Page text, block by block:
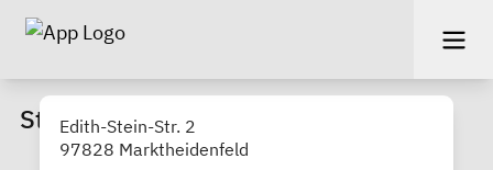
Städt. Kindergarten
Edith-Stein-Str. 2
97828 Marktheidenfeld